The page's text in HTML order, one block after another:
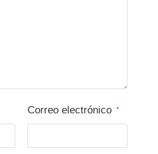
Correo electrónico *